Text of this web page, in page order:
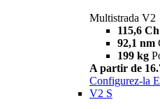
Multistrada V2
115,6 Ch
92,1 nm
199 kg
A partir de
Configurez-la
V2 S